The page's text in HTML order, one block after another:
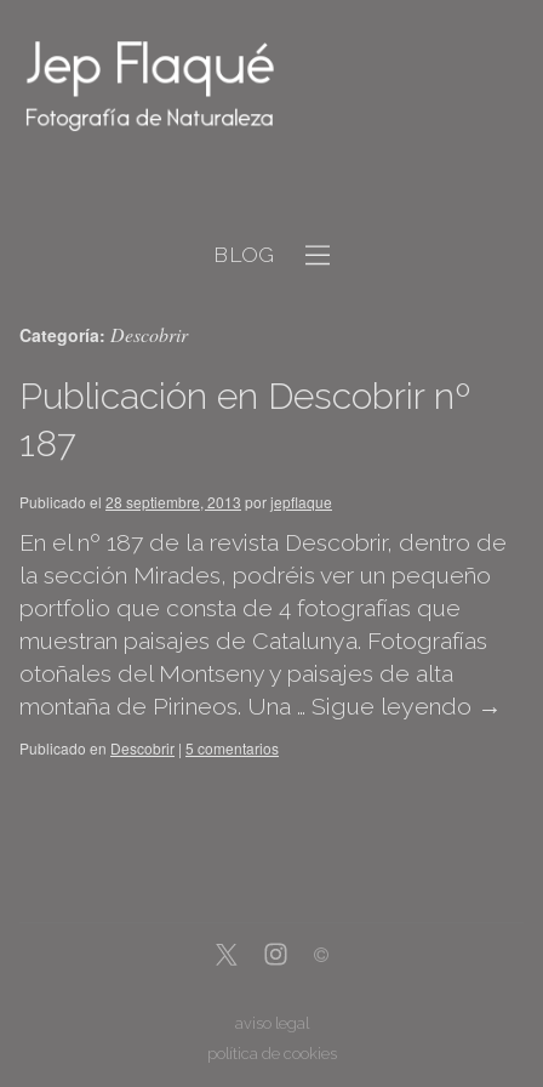
BLOG
Categoría: Descobrir
Publicación en Descobrir nº
187
Publicado el 28 septiembre, 2013 porjepflaque
En el nº 187 de la revista Descobrir, dentro de
la sección Mirades, podréis ver un pequeño
portfolio que consta de 4 fotografías que
muestran paisajes de Catalunya. Fotografías
otoñales del Montseny y paisajes de alta
montaña de Pirineos. Una … Sigue leyendo →
Publicado en Descobrir | 5 comentarios
aviso legal
política de cookies